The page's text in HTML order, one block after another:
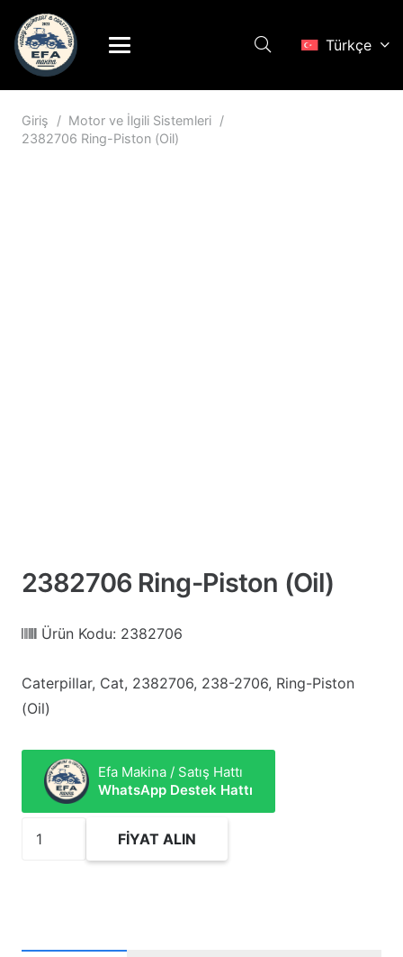
Türkçe
Giriş / Motor ve İlgili Sistemleri /
2382706 Ring-Piston (Oil)
2382706 Ring-Piston (Oil)
Ürün Kodu: 2382706
Caterpillar, Cat, 2382706, 238-2706, Ring-Piston
(Oil)
Efa Makina / Satış Hattı
WhatsApp Destek Hattı
2382706
FIYAT ALIN